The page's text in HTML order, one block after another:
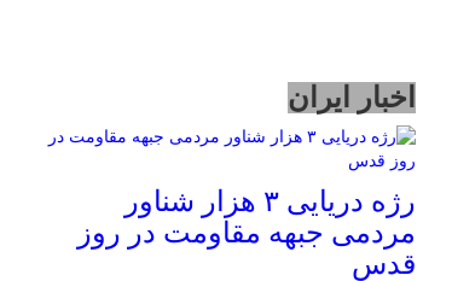
اخبار ایران
رژه دریایی ۳ هزار شناور
مردمی جبهه مقاومت در روز
قدس